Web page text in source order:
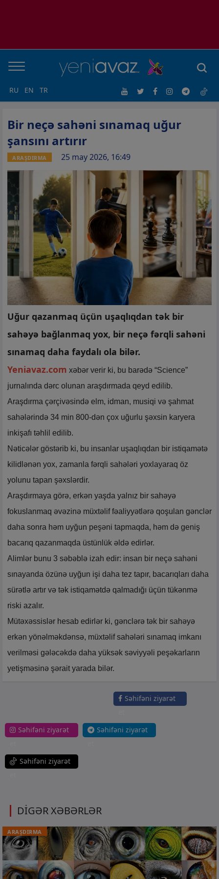
RU EN TR
Bir neçə sahəni sınamaq uğur
şansını artırır
ARAŞDIRMA 25 may 2026, 16:49
Uğur qazanmaq üçün uşaqlıqdan tək bir
sahəyə bağlanmaq yox, bir neçə fərqli sahəni
sınamaq daha faydalı ola bilər.
Yeniavaz.com xəbər verir ki, bu barədə “Science”
jurnalında dərc olunan araşdırmada qeyd edilib.
Araşdırma çərçivəsində elm, idman, musiqi və şahmat
sahələrində 34 min 800-dən çox uğurlu şəxsin karyera
inkişafı təhlil edilib.
Nəticələr göstərib ki, bu insanlar uşaqlıqdan bir istiqamətə
kilidlənən yox, zamanla fərqli sahələri yoxlayaraq öz
yolunu tapan şəxslərdir.
Araşdırmaya görə, erkən yaşda yalnız bir sahəyə
fokuslanmaq əvəzinə müxtəlif fəaliyyətlərə qoşulan gənclər
daha sonra həm uyğun peşəni tapmaqda, həm də geniş
bacarıq qazanmaqda üstünlük əldə edirlər.
Alimlər bunu 3 səbəblə izah edir: insan bir neçə sahəni
sınayanda özünə uyğun işi daha tez tapır, bacarıqları daha
sürətlə artır və tək istiqamətdə qalmadığı üçün tükənmə
riski azalır.
Mütəxəssislər hesab edirlər ki, gənclərə tək bir sahəyə
erkən yönəlməkdənsə, müxtəlif sahələri sınamaq imkanı
verilməsi gələcəkdə daha yüksək səviyyəli peşəkarların
yetişməsinə şərait yarada bilər.
Səhifəni ziyarət
Səhifəni ziyarət
Səhifəni ziyarət
Səhifəni ziyarət
DİGƏR XƏBƏRLƏR
ARAŞDIRMA